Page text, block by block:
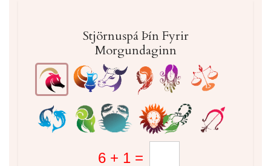
Stjörnuspá Þín Fyrir
Morgundaginn